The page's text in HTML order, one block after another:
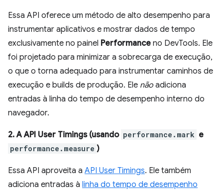
Essa API oferece um método de alto desempenho para
instrumentar aplicativos e mostrar dados de tempo
exclusivamente no painel Performance no DevTools. Ele
foi projetado para minimizar a sobrecarga de execução,
o que o torna adequado para instrumentar caminhos de
execução e builds de produção. Ele não adiciona
entradas à linha do tempo de desempenho interno do
navegador.
2. A API User Timings (usando performance.mark e
performance.measure )
Essa API aproveita a API User Timings. Ele também
adiciona entradas à linha do tempo de desempenho